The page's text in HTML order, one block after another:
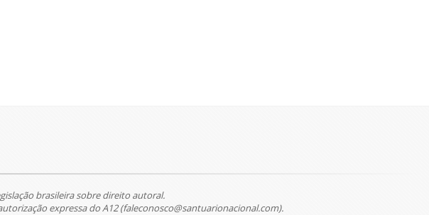
brasileira sobre direito autoral.
expressa do A12 (faleconosco@santuarionacional.com).